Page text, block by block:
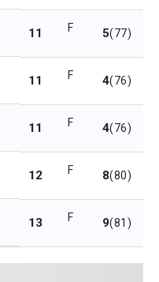
11 F 5(77)
11 F 4(76)
11 F 4(76)
12 F 8(80)
13 F 9(81)